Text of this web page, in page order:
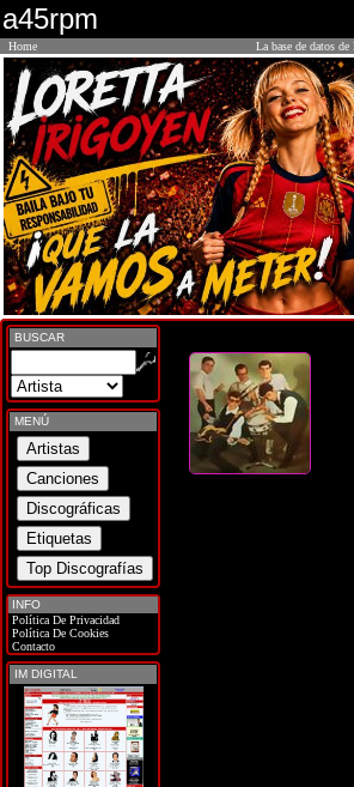
a45rpm
Home La base de datos
BUSCAR
MENÚ
INFO
Política De Privacidad
Política De Cookies
Contacto
IM DIGITAL